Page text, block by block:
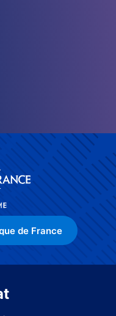
de France